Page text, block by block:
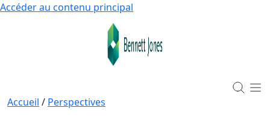
Accéder au contenu principal
Accueil / Perspectives